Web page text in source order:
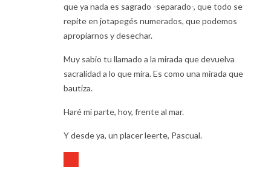
que ya nada es sagrado -separado-, que todo se
repite en jotapegés numerados, que podemos
apropiarnos y desechar.
Muy sabio tu llamado a la mirada que devuelva
sacralidad a lo que mira. Es como una mirada que
bautiza.
Haré mi parte, hoy, frente al mar.
Y desde ya, un placer leerte, Pascual.